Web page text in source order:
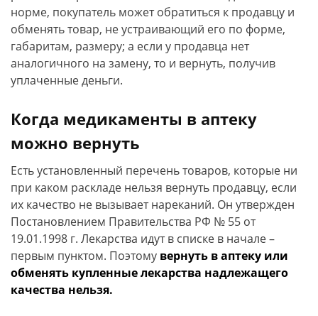
норме, покупатель может обратиться к продавцу и
обменять товар, не устраивающий его по форме,
габаритам, размеру; а если у продавца нет
аналогичного на замену, то и вернуть, получив
уплаченные деньги.
Когда медикаменты в аптеку
можно вернуть
Есть установленный перечень товаров, которые ни
при каком раскладе нельзя вернуть продавцу, если
их качество не вызывает нареканий. Он утвержден
Постановлением Правительства РФ № 55 от
19.01.1998 г. Лекарства идут в списке в начале –
первым пунктом. Поэтому вернуть в аптеку или
обменять купленные лекарства надлежащего
качества нельзя.